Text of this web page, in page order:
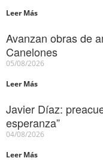
Leer Más
Avanzan obras de
Canelones
05/08/2026
Leer Más
Javier Díaz:
esperanza”
04/08/2026
Leer Más